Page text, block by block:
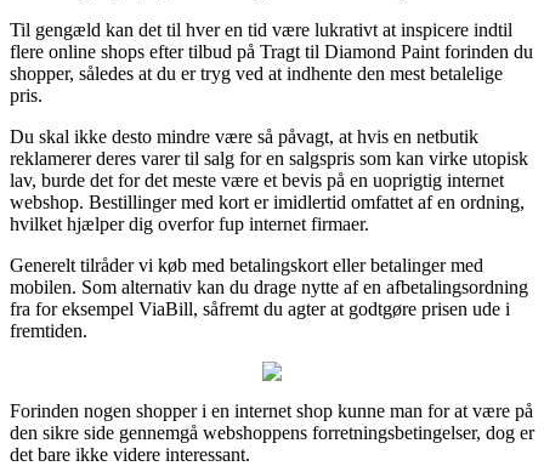
Til gengæld kan det til hver en tid være lukrativt at inspicere indtil
flere online shops efter tilbud på Tragt til Diamond Paint forinden du
shopper, således at du er tryg ved at indhente den mest betalelige
pris.
Du skal ikke desto mindre være så påvagt, at hvis en netbutik
reklamerer deres varer til salg for en salgspris som kan virke utopisk
lav, burde det for det meste være et bevis på en uoprigtig internet
webshop. Bestillinger med kort er imidlertid omfattet af en ordning,
hvilket hjælper dig overfor fup internet firmaer.
Generelt tilråder vi køb med betalingskort eller betalinger med
mobilen. Som alternativ kan du drage nytte af en afbetalingsordning
fra for eksempel ViaBill, såfremt du agter at godtgøre prisen ude i
fremtiden.
Forinden nogen shopper i en internet shop kunne man for at være på
den sikre side gennemgå webshoppens forretningsbetingelser, dog er
det bare ikke videre interessant.